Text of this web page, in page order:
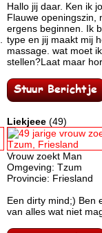
Hallo jij daar. Ken ik
Flauwe openingszin,
ergens beginnen. Ik
type en jij maakt mij
massage. wat moet
stellen?Laat maar
Liekjeee (49)
Vrouw zoekt Man
Omgeving: Tzum
Provincie: Friesland
Een dirty mind;) Ben
van alles wat niet